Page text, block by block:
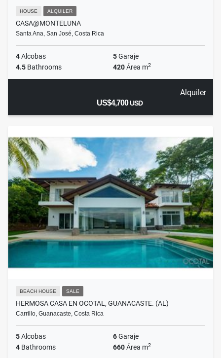
HOUSE ALQUILER
CASA@MONTELUNA
Santa Ana, San José, Costa Rica
4Alcobas 5Garaje
4.5 Bathrooms 420Área m2
Alquiler
US$4,700USD
BEACH HOUSE SALE
HERMOSA CASA EN OCOTAL, GUANACASTE. (AL)
Carrillo, Guanacaste, Costa Rica
5Alcobas 6Garaje
4 Bathrooms 660Área m2